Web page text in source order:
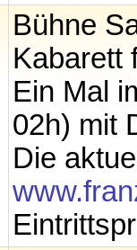
Bühne
Kabarett
Ein Mal
02h) mit
Die